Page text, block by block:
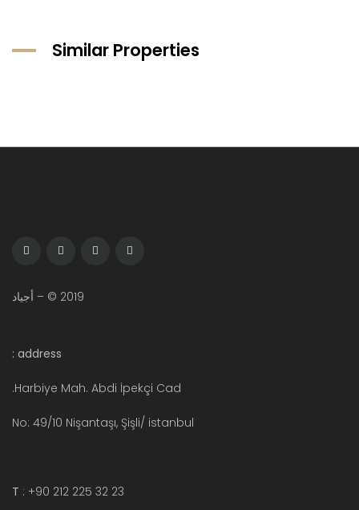
Similar Properties
2019 © – أجياد
address :
Harbiye Mah. Abdi İpekçi Cad.
No: 49/10 Nişantaşı, Şişli/ istanbul
T : +90 212 225 32 23